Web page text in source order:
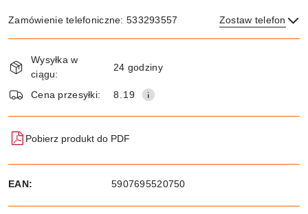
Zamówienie telefoniczne: 533293557 Zostaw telefon
i
dostawa
Wysyłka w
ciągu:
24 godziny
Cena przesyłki: 8.19
Pobierz produkt do PDF
EAN: 5907695520750